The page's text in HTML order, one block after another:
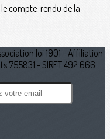
compte-rendu de la
loi 1901 - Affiliation
755831 - SIRET 492 666